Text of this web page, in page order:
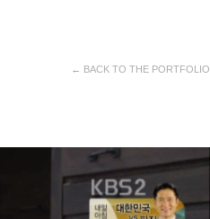
← BACK TO THE PORTFOLIO